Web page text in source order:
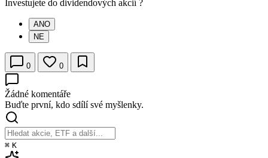
Investujete do dividendových akcií ?
ANO
NE
0 0
Žádné komentáře
Buďte první, kdo sdílí své myšlenky.
⌘ K